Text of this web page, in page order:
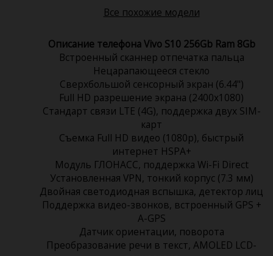
Все похожие модели
Описание телефона Vivo S10 256Gb Ram 8Gb
Встроенный сканнер отпечатка пальца
Нецарапающееся стекло
Сверхбольшой сенсорный экран (6.44")
Full HD разрешение экрана (2400x1080)
Стандарт связи LTE (4G), поддержка двух SIM-
карт
Съемка Full HD видео (1080p), быстрый
интернет HSPA+
Модуль ГЛОНАСС, поддержка Wi-Fi Direct
Установленная VPN, тонкий корпус (7.3 мм)
Двойная светодиодная вспышка, детектор лиц
Поддержка видео-звонков, встроенный GPS +
A-GPS
Датчик ориентации, поворота
Преобразование речи в текст, AMOLED LCD-